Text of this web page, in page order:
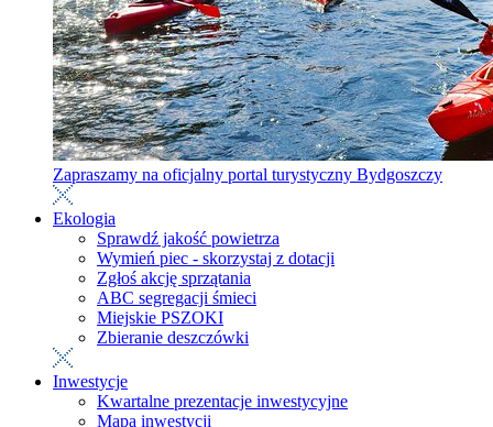
Zapraszamy na oficjalny portal turystyczny Bydgoszczy
Ekologia
Sprawdź jakość powietrza
Wymień piec - skorzystaj z dotacji
Zgłoś akcję sprzątania
ABC segregacji śmieci
Miejskie PSZOKI
Zbieranie deszczówki
Inwestycje
Kwartalne prezentacje inwestycyjne
Mapa inwestycji